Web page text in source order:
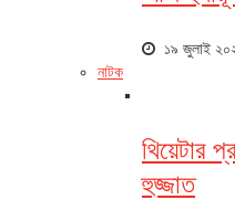
১৯ জুলাই
নাটক
থিয়েটার
হুজ্জাত